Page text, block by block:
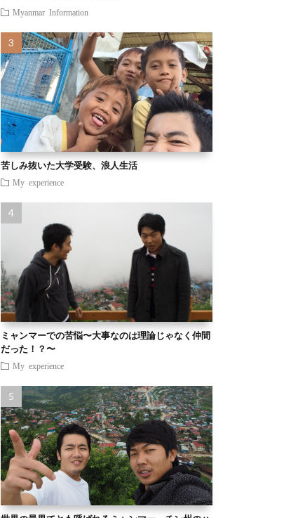
Myanmar Information
苦しみ抜いた大学受験、浪人生活
My experience
ミャンマーでの苦悩〜大事なのは理論じゃなく仲間
だった！？〜
My experience